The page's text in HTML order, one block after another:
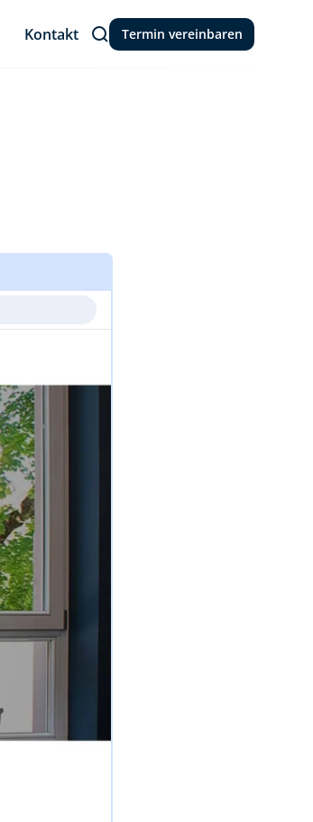
Kontakt Termin vereinbaren